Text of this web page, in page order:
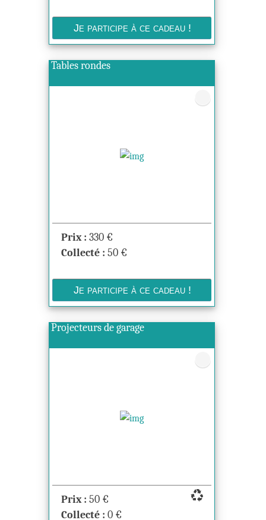
Tables rondes
Prix : 330 €
Collecté : 50 €
Projecteurs de garage
recycling
Prix : 50 €
Collecté : 0 €